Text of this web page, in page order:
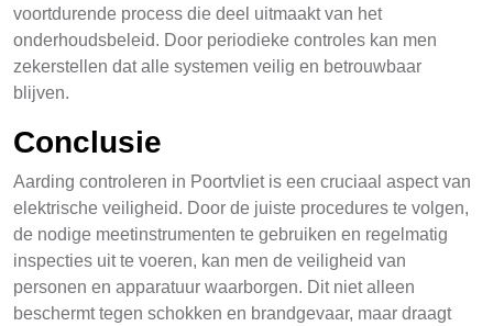
voortdurende process die deel uitmaakt van het
onderhoudsbeleid. Door periodieke controles kan men
zekerstellen dat alle systemen veilig en betrouwbaar
blijven.
Conclusie
Aarding controleren in Poortvliet is een cruciaal aspect van
elektrische veiligheid. Door de juiste procedures te volgen,
de nodige meetinstrumenten te gebruiken en regelmatig
inspecties uit te voeren, kan men de veiligheid van
personen en apparatuur waarborgen. Dit niet alleen
beschermt tegen schokken en brandgevaar, maar draagt